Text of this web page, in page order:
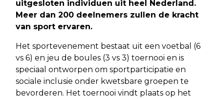
uitgesloten individuen uit heel Nederland.
Meer dan 200 deelnemers zullen de kracht
van sport ervaren.
Het sportevenement bestaat uit een voetbal (6
vs 6) en jeu de boules (3 vs 3) toernooi en is
speciaal ontworpen om sportparticipatie en
sociale inclusie onder kwetsbare groepen te
bevorderen. Het toernooi vindt plaats op het